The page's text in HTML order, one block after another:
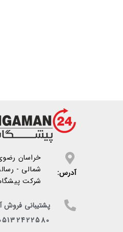
آدرس:
خراسان
شرکت
پشتیبانی فروش
- 09358889003